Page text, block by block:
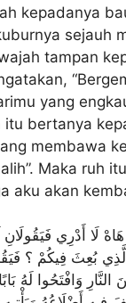
kepadanya
sejauh
tampan
yang
itu bertanya
membawa
Maka ruh
aku akan
لَا أَدْرِي فَيَقُولَانِ
بُعِثَ فِيكُمْ ؟
وَافْتَحُوا لَهُ